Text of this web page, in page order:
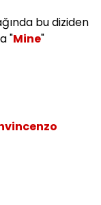
bu diziden
"Mine"